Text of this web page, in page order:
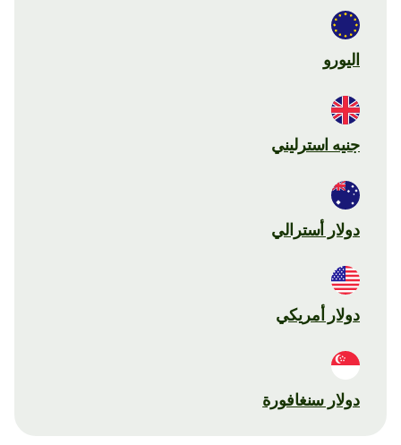
اليورو
جنيه استرليني
دولار أسترالي
دولار أمريكي
دولار سنغافورة